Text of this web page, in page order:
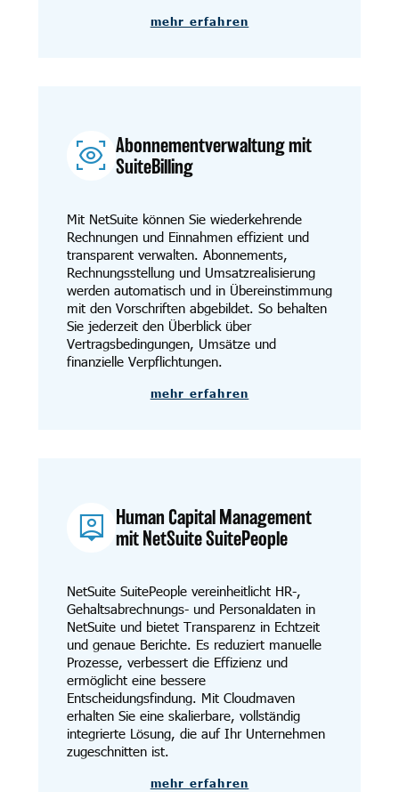
mehr erfahren
Abonnementverwaltung mit
SuiteBilling
Mit NetSuite können Sie wiederkehrende
Rechnungen und Einnahmen effizient und
transparent verwalten. Abonnements,
Rechnungsstellung und Umsatzrealisierung
werden automatisch und in Übereinstimmung
mit den Vorschriften abgebildet. So behalten
Sie jederzeit den Überblick über
Vertragsbedingungen, Umsätze und
finanzielle Verpflichtungen.
mehr erfahren
Human Capital Management
mit NetSuite SuitePeople
NetSuite SuitePeople vereinheitlicht HR-,
Gehaltsabrechnungs- und Personaldaten in
NetSuite und bietet Transparenz in Echtzeit
und genaue Berichte. Es reduziert manuelle
Prozesse, verbessert die Effizienz und
ermöglicht eine bessere
Entscheidungsfindung. Mit Cloudmaven
erhalten Sie eine skalierbare, vollständig
integrierte Lösung, die auf Ihr Unternehmen
zugeschnitten ist.
mehr erfahren